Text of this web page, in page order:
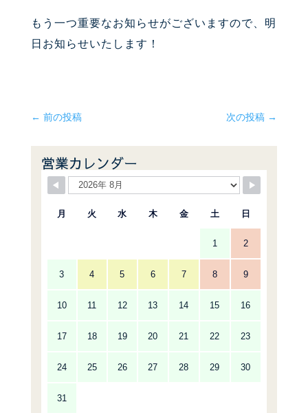
もう一つ重要なお知らせがございますので、明
日お知らせいたします！
← 前の投稿 次の投稿 →
営業カレンダー
月 火 水 木 金 土 日
1 2
3 4 5 6 7 8 9
10 11 12 13 14 15 16
17 18 19 20 21 22 23
24 25 26 27 28 29 30
31